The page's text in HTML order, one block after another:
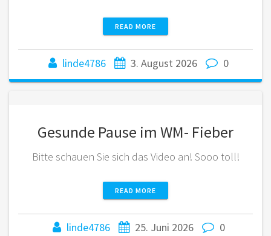
READ MORE
linde4786 3. August 2026 0
Gesunde Pause im WM- Fieber
Bitte schauen Sie sich das Video an! Sooo toll!
READ MORE
linde4786 25. Juni 2026 0